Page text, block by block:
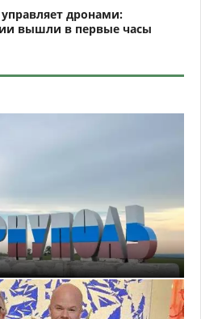
дронами:
вышли в первые часы